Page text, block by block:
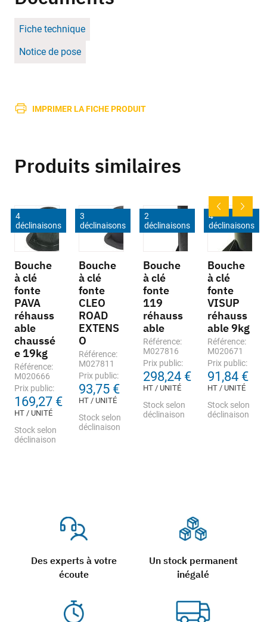
Fiche technique
Notice de pose
IMPRIMER LA FICHE PRODUIT
Des experts à votre
écoute
Un stock permanent
inégalé
Produits similaires
4
déclinaisons
Bouche
à clé
fonte
PAVA
réhauss
able
chaussé
e 19kg
Référence:
M020666
Prix public:
169,27 €
HT / UNITÉ
Stock selon
déclinaison
3
déclinaisons
Bouche
à clé
fonte
CLEO
ROAD
EXTENS
O
Référence:
M027811
Prix public:
93,75 €
HT / UNITÉ
Stock selon
déclinaison
2
déclinaisons
Bouche
à clé
fonte
119
réhauss
able
Référence:
M027816
Prix public:
298,24 €
HT / UNITÉ
Stock selon
déclinaison
4
déclinaisons
Bouche
à clé
fonte
VISUP
réhauss
able 9kg
Référence:
M020671
Prix public:
91,84 €
HT / UNITÉ
Stock selon
déclinaison